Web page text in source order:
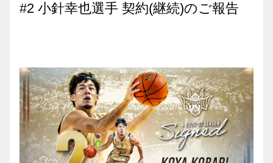
#2 小針幸也選手 契約(継続)のご報告